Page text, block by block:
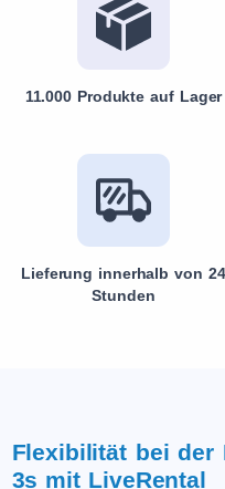
11.000 Produkte auf Lager
Lieferung innerhalb von 24
Stunden
Flexibilität bei der
3s mit LiveRental